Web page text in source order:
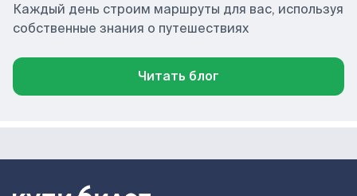
Каждый день строим маршруты для вас, используя
собственные знания о путешествиях
Читать блог